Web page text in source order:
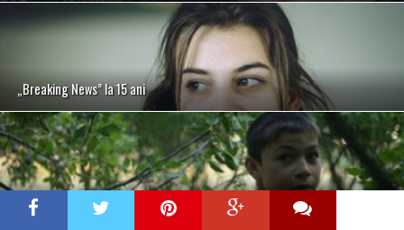
„Breaking News” la 15 ani
Wild Berries – cel mai bun documentar Aristoteles Workshop 2017